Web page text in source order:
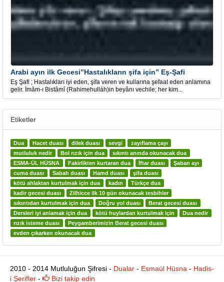
Arabi ayın ilk Gecesi”Hastalıkların şifa için” Eş-Şafi
Eş Şafi ; Hastalıkları iyi eden, şifa veren ve kullarına şefaat eden anlamına
gelir. İmâm-ı Bistâmî (Rahimehulláh)in beyânı vechile; her kim...
Etiketler
Dua Hacet duası dilek duası sevgi
zayıflama çayı
mutluluk nedir
Bol rızık için dua
sıkıntı anında okunacak dua
ESMA-ÜL HÜSNA
Fakirlikten kurtaran dua İftar duası
Şaban ayı
cuma duası
Sabah duası Hamd duası
şifa duası
kötü ahlaktan kurtulmak için dua
kadın
Türkçe dua
kadir gecesi duası
Zilhicce ilk 10 gün okunacak tesbihler
sıkıntıdan kurtulmak için dua
Doğru yol duası
Berat gecesi duası
Dersleri iyi anlamak için dua
kötü huylardan kurtulmak için
Dua nedir
rızık isteme duası
Peygamberimizin Berat gecesi duası
evden çıkarken okunacak dua
2010 - 2014 Mutluluğun Şifresi - Dualar - Esmaül Hüsna - Hadis-
i Şerifler - Bizi takip edin